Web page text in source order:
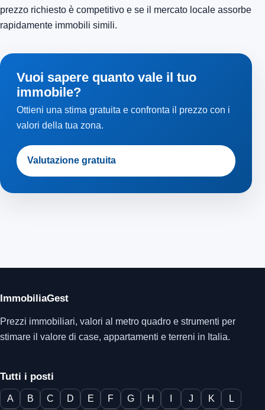
prezzo richiesto è competitivo e se il mercato locale assorbe
rapidamente immobili simili.
Vuoi sapere quanto vale il tuo
immobile?
Ottieni una stima gratuita e confronta il prezzo con i
valori della tua zona.
Valutazione gratuita
ImmobiliaGest
Prezzi immobiliari, valori al metro quadro e strumenti per
stimare il valore di case, appartamenti e terreni in Italia.
Tutti i posti
A B C D E F G H J K L